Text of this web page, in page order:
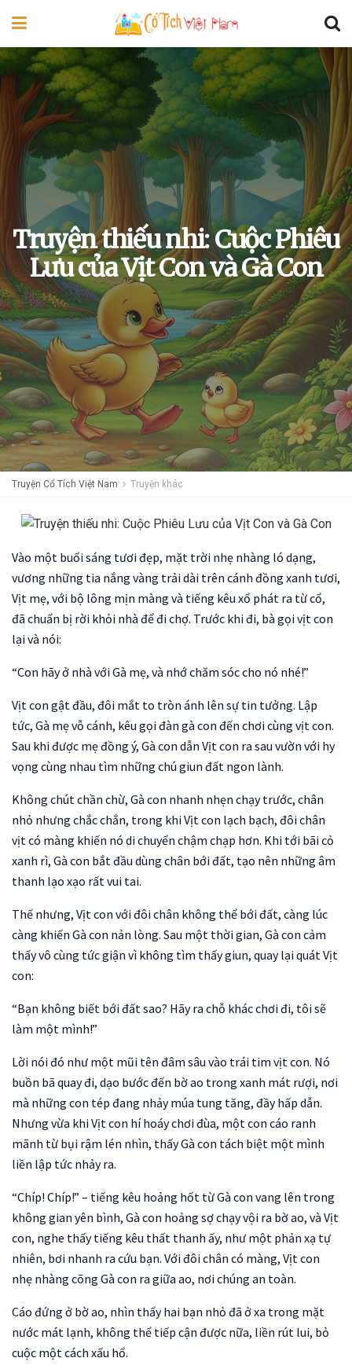
Truyện thiếu nhi: Cuộc Phiêu
Lưu của Vịt Con và Gà Con
Truyện Cổ Tích Việt Nam Truyện khác
Vào một buổi sáng tươi đẹp, mặt trời nhẹ nhàng ló dạng,
vương những tia nắng vàng trải dài trên cánh đồng xanh tươi,
Vịt mẹ, với bộ lông mịn màng và tiếng kêu xổ phát ra từ cổ,
đã chuẩn bị rời khỏi nhà để đi chợ. Trước khi đi, bà gọi vịt con
lại và nói:
“Con hãy ở nhà với Gà mẹ, và nhớ chăm sóc cho nó nhé!”
Vịt con gật đầu, đôi mắt to tròn ánh lên sự tin tưởng. Lập
tức, Gà mẹ vỗ cánh, kêu gọi đàn gà con đến chơi cùng vịt con.
Sau khi được mẹ đồng ý, Gà con dẫn Vịt con ra sau vườn với hy
vọng cùng nhau tìm những chú giun đất ngon lành.
Không chút chần chừ, Gà con nhanh nhẹn chạy trước, chân
nhỏ nhưng chắc chắn, trong khi Vịt con lạch bạch, đôi chân
vịt có màng khiến nó di chuyển chậm chạp hơn. Khi tới bãi cỏ
xanh rì, Gà con bắt đầu dùng chân bới đất, tạo nên những âm
thanh lạo xạo rất vui tai.
Thế nhưng, Vịt con với đôi chân không thể bới đất, càng lúc
càng khiến Gà con nản lòng. Sau một thời gian, Gà con cảm
thấy vô cùng tức giận vì không tìm thấy giun, quay lại quát Vịt
con:
“Bạn không biết bới đất sao? Hãy ra chỗ khác chơi đi, tôi sẽ
làm một mình!”
Lời nói đó như một mũi tên đâm sâu vào trái tim vịt con. Nó
buồn bã quay đi, dạo bước đến bờ ao trong xanh mát rượi, nơi
mà những con tép đang nhảy múa tung tăng, đầy hấp dẫn.
Nhưng vừa khi Vịt con hí hoáy chơi đùa, một con cáo ranh
mãnh từ bụi rậm lén nhìn, thấy Gà con tách biệt một mình
liền lập tức nhảy ra.
“Chíp! Chíp!” – tiếng kêu hoảng hốt từ Gà con vang lên trong
không gian yên bình, Gà con hoảng sợ chạy vội ra bờ ao, và Vịt
con, nghe thấy tiếng kêu thất thanh ấy, như một phản xạ tự
nhiên, bơi nhanh ra cứu bạn. Với đôi chân có màng, Vịt con
nhẹ nhàng cõng Gà con ra giữa ao, nơi chúng an toàn.
Cáo đứng ở bờ ao, nhìn thấy hai bạn nhỏ đã ở xa trong mặt
nước mát lạnh, không thể tiếp cận được nữa, liền rút lui, bỏ
cuộc một cách xấu hổ.